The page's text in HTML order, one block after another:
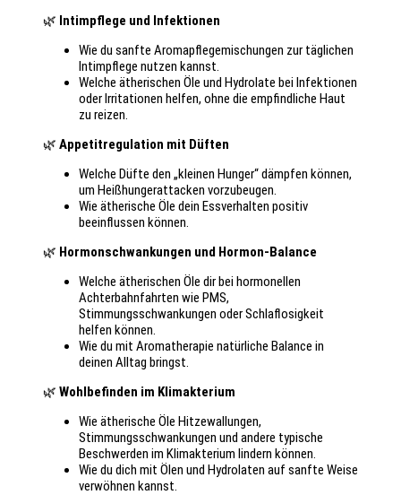
🌿 Intimpflege und Infektionen
Wie du sanfte Aromapflegemischungen zur täglichen
Intimpflege nutzen kannst.
Welche ätherischen Öle und Hydrolate bei Infektionen
oder Irritationen helfen, ohne die empfindliche Haut
zu reizen.
🌿 Appetitregulation mit Düften
Welche Düfte den „kleinen Hunger“ dämpfen können,
um Heißhungerattacken vorzubeugen.
Wie ätherische Öle dein Essverhalten positiv
beeinflussen können.
🌿 Hormonschwankungen und Hormon-Balance
Welche ätherischen Öle dir bei hormonellen
Achterbahnfahrten wie PMS,
Stimmungsschwankungen oder Schlaflosigkeit
helfen können.
Wie du mit Aromatherapie natürliche Balance in
deinen Alltag bringst.
🌿 Wohlbefinden im Klimakterium
Wie ätherische Öle Hitzewallungen,
Stimmungsschwankungen und andere typische
Beschwerden im Klimakterium lindern können.
Wie du dich mit Ölen und Hydrolaten auf sanfte Weise
verwöhnen kannst.